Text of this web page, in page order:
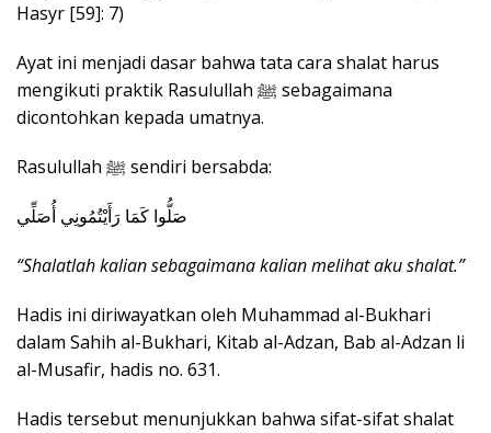
Hasyr [59]: 7)
Ayat ini menjadi dasar bahwa tata cara shalat harus
mengikuti praktik Rasulullah ﷺ sebagaimana
dicontohkan kepada umatnya.
Rasulullah ﷺ sendiri bersabda:
صَلُّوا كَمَا رَأَيْتُمُونِي أُصَلِّي
“Shalatlah kalian sebagaimana kalian melihat aku shalat.”
Hadis ini diriwayatkan oleh Muhammad al-Bukhari
dalam Sahih al-Bukhari, Kitab al-Adzan, Bab al-Adzan li
al-Musafir, hadis no. 631.
Hadis tersebut menunjukkan bahwa sifat-sifat shalat